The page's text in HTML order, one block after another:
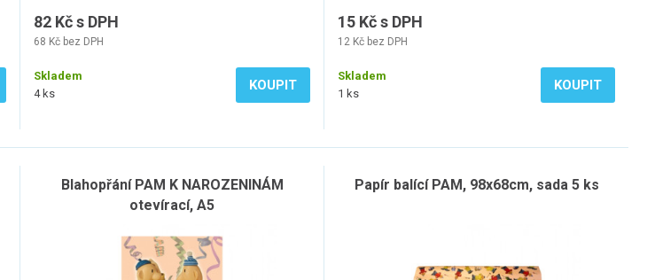
82 Kč s DPH
68 Kč bez DPH
Skladem
4 ks
KOUPIT
15 Kč s DPH
12 Kč bez DPH
Skladem
1 ks
KOUPIT
Blahopřání PAM K NAROZENINÁM
otevírací, A5
Papír balící PAM, 98x68cm, sada 5 ks